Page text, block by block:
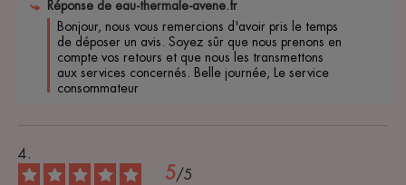
Réponse de eau-thermale-avene.fr
Bonjour, nous vous remercions d'avoir pris le temps
de déposer un avis. Soyez sûr que nous prenons en
compte vos retours et que nous les transmettons
aux services concernés. Belle journée, Le service
consommateur
5/5